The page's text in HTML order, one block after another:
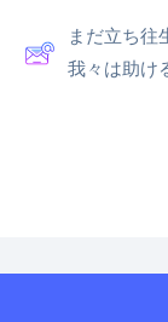
まだ立ち往
我々は助け